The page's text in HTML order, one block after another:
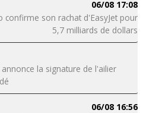
06/08 17:08
confirme son rachat d'EasyJet pour
5,7 milliards de dollars
la signature de l'ailier
06/08 16:56